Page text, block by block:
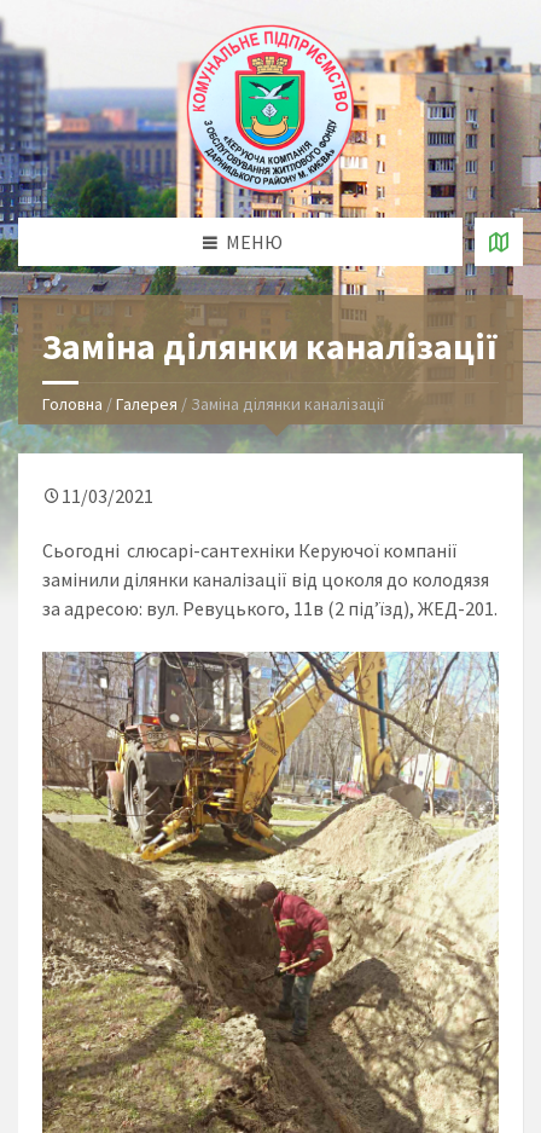
МЕНЮ
Заміна ділянки каналізації
Головна /Галерея / Заміна ділянки каналізації
11/03/2021
Сьогодні слюсарі-сантехніки Керуючої компанії
замінили ділянки каналізації від цоколя до колодязя
за адресою: вул. Ревуцького, 11в (2 під’їзд), ЖЕД-201.